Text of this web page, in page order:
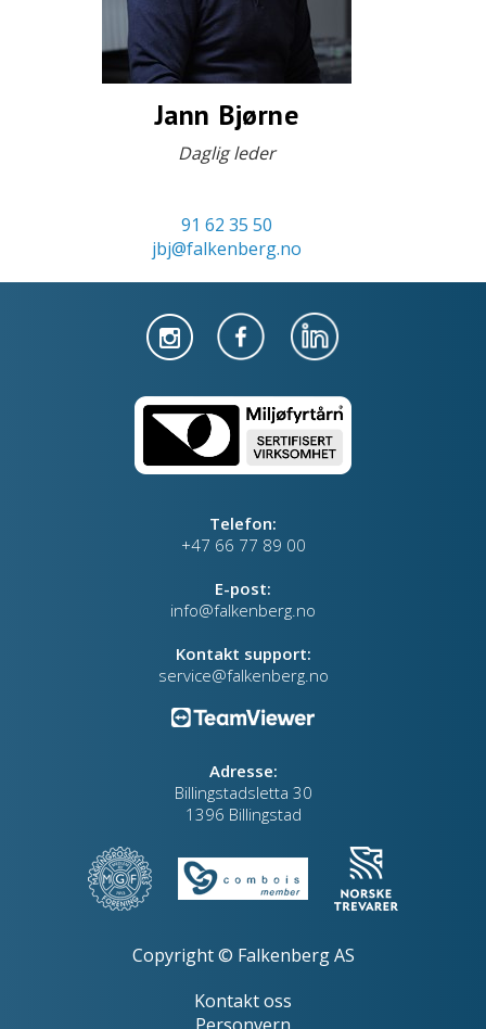
Jann Bjørne
Daglig leder
91 62 35 50
jbj@falkenberg.no
Telefon:
+47 66 77 89 00
E-post:
info@falkenberg.no
Kontakt support:
service@falkenberg.no
Adresse:
Billingstadsletta 30
1396 Billingstad
Copyright © Falkenberg AS
Kontakt oss